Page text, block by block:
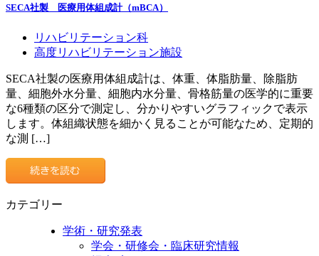
SECA社製 医療用体組成計（mBCA）
リハビリテーション科
高度リハビリテーション施設
SECA社製の医療用体組成計は、体重、体脂肪量、除脂肪
量、細胞外水分量、細胞内水分量、骨格筋量の医学的に重要
な6種類の区分で測定し、分かりやすいグラフィックで表示
します。体組織状態を細かく見ることが可能なため、定期的
な測 […]
カテゴリー
学術・研究発表
学会・研修会・臨床研究情報